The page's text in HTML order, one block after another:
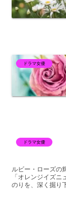
ドラマ女優
ドラマ女優
ルビー・ローズの
「オレンジイズ
のりを、深く掘り